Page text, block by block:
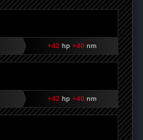
+42 hp +40 nm
+42 hp +40 nm